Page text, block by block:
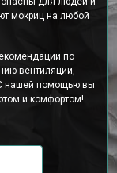
мокриц на любой
по
вентиляции,
нашей помощью вы
и комфортом!